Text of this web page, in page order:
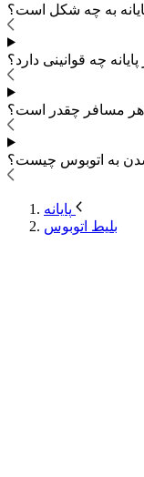
به چه شکل است؟
پایانه چه قوانینی دارد؟
هر مسافر چقدر است؟
به اتوبوس چیست؟
بلیط اتوبوس